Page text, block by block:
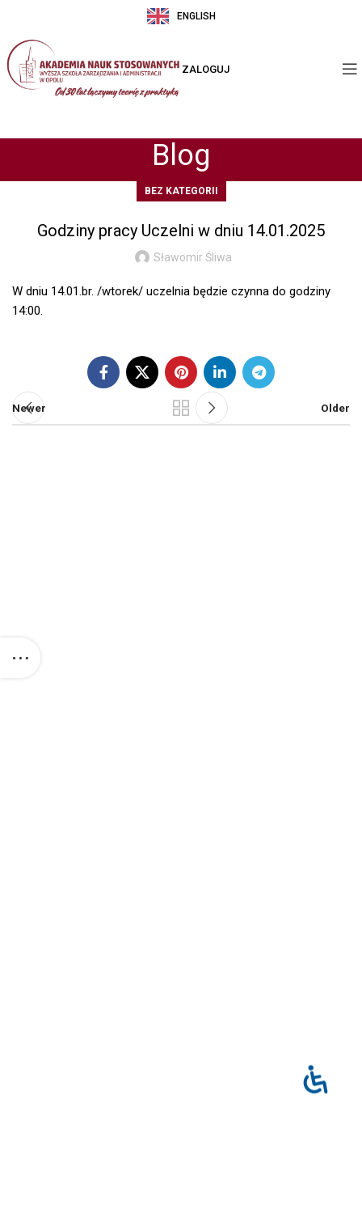
ENGLISH
ZALOGUJ
Blog
BEZ KATEGORII
Godziny pracy Uczelni w dniu 14.01.2025
Sławomir Śliwa
W dniu 14.01.br. /wtorek/ uczelnia będzie czynna do godziny
14:00.
Newer Older